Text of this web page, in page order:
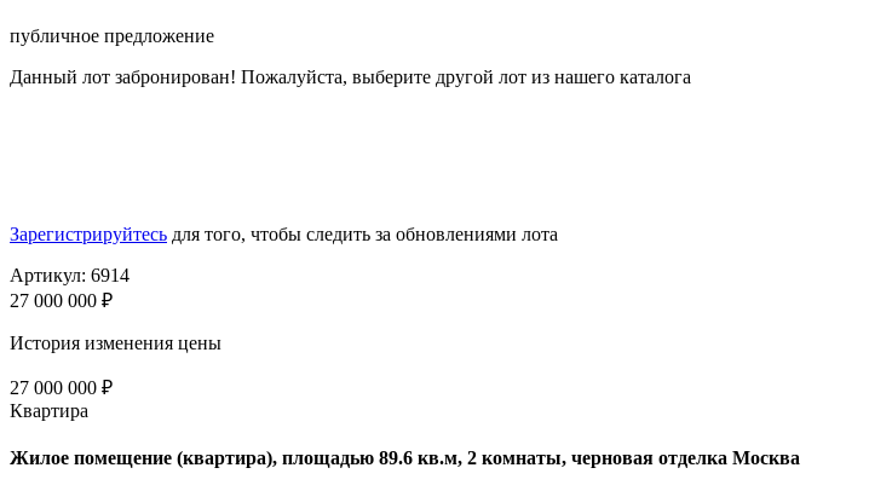
публичное предложение
Данный лот забронирован! Пожалуйста, выберите другой лот из нашего каталога
Зарегистрируйтесь для того, чтобы следить за обновлениями лота
Артикул: 6914
27 000 000 ₽
История изменения цены
27 000 000 ₽
Квартира
Жилое помещение (квартира), площадью 89.6 кв.м, 2 комнаты, черновая отделка Москва